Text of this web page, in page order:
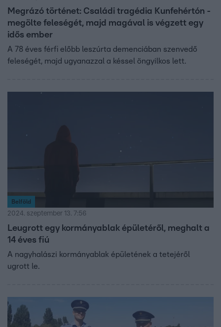
Megrázó történet: Családi tragédia Kunfehértón -
megölte feleségét, majd magával is végzett egy
idős ember
A 78 éves férfi előbb leszúrta demenciában szenvedő
feleségét, majd ugyanazzal a késsel öngyilkos lett.
Belföld
2024. szeptember 13. 7:56
Leugrott egy kormányablak épületéről, meghalt a
14 éves fiú
A nagyhalászi kormányablak épületének a tetejéről
ugrott le.